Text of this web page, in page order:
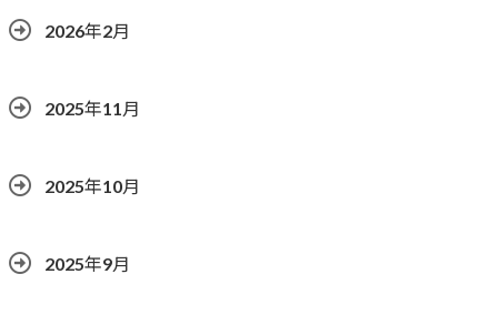
2026年2月
2025年11月
2025年10月
2025年9月